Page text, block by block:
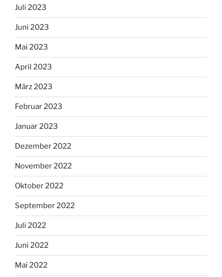
Juli 2023
Juni 2023
Mai 2023
April 2023
März 2023
Februar 2023
Januar 2023
Dezember 2022
November 2022
Oktober 2022
September 2022
Juli 2022
Juni 2022
Mai 2022